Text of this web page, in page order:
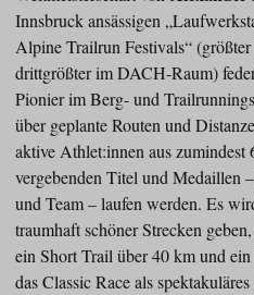
Innsbruck ansässigen
Alpine Trailrun Festivals“
drittgrößter im DACH-Raum)
Pionier im Berg- und
über geplante Routen und
aktive Athlet:innen aus zumindest
vergebenden Titel und Medaillen
und Team – laufen werden. Es
traumhaft schöner Strecken
ein Short Trail über 40 km und
das Classic Race als